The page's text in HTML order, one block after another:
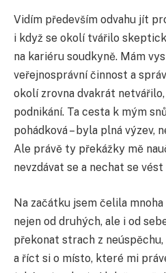
Vidím především odvahu jít
i když se okolí tvářilo
na kariéru soudkyně. Mám
veřejnosprávní činnost a
okolí zrovna dvakrát
podnikání. Ta cesta k mým
pohádková – byla plná výzev,
Ale právě ty překážky mě
nevzdávat se a nechat se
Na začátku jsem čelila
nejen od druhých, ale i od
překonat strach z
a říct si o místo, které mi